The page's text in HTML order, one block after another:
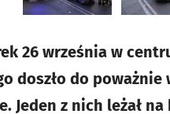
26 września w
doszło do poważnie
Jeden z nich leżał